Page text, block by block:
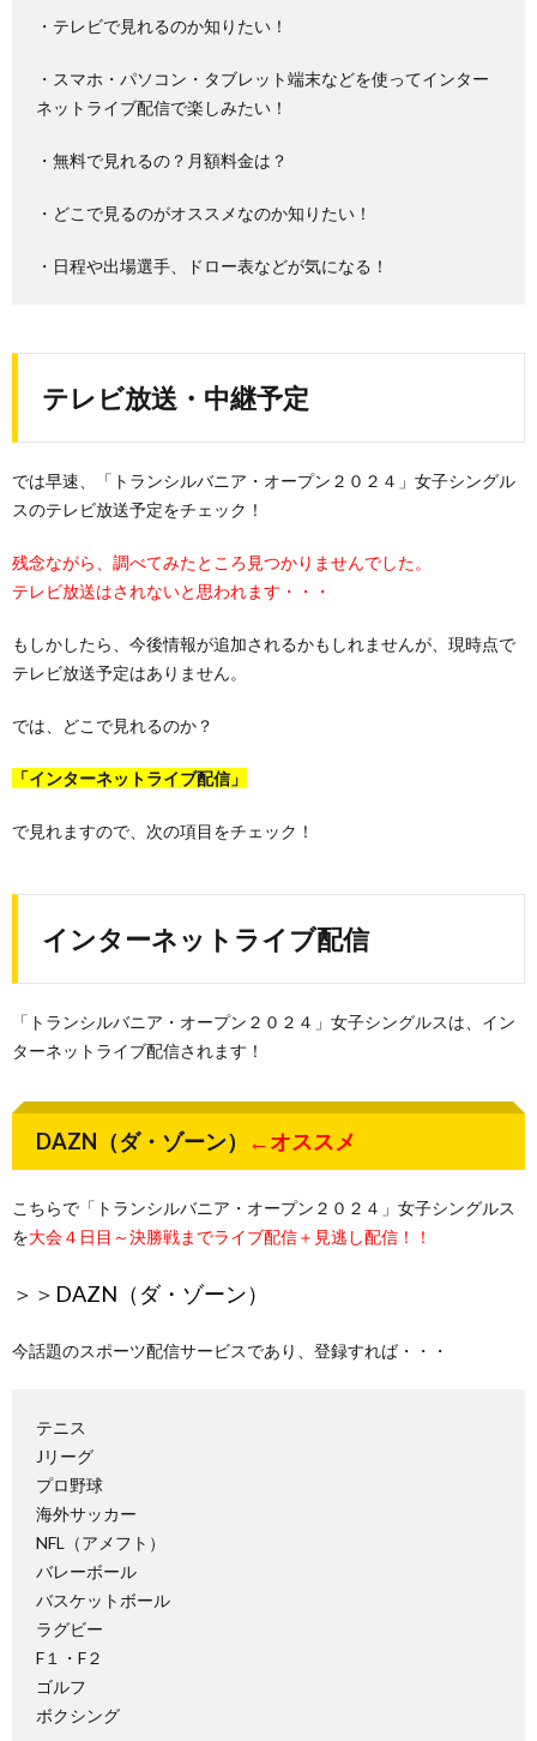
・テレビで見れるのか知りたい！
・スマホ・パソコン・タブレット端末などを使ってインター
ネットライブ配信で楽しみたい！
・無料で見れるの？月額料金は？
・どこで見るのがオススメなのか知りたい！
・日程や出場選手、ドロー表などが気になる！
テレビ放送・中継予定
では早速、「トランシルバニア・オープン２０２４」女子シングル
スのテレビ放送予定をチェック！
残念ながら、調べてみたところ見つかりませんでした。
テレビ放送はされないと思われます・・・
もしかしたら、今後情報が追加されるかもしれませんが、現時点で
テレビ放送予定はありません。
では、どこで見れるのか？
「インターネットライブ配信」
で見れますので、次の項目をチェック！
インターネットライブ配信
「トランシルバニア・オープン２０２４」女子シングルスは、イン
ターネットライブ配信されます！
DAZN（ダ・ゾーン） ←オススメ
こちらで「トランシルバニア・オープン２０２４」女子シングルス
を大会４日目～決勝戦までライブ配信＋見逃し配信！！
＞＞ DAZN（ダ・ゾーン）
今話題のスポーツ配信サービスであり、登録すれば・・・
テニス
Jリーグ
プロ野球
海外サッカー
NFL（アメフト）
バレーボール
バスケットボール
ラグビー
F１・F２
ゴルフ
ボクシング